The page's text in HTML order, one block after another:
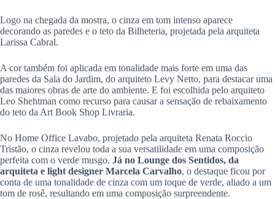
Logo na chegada da mostra, o cinza em tom intenso aparece
decorando as paredes e o teto da Bilheteria, projetada pela arquiteta
Larissa Cabral.
A cor também foi aplicada em tonalidade mais forte em uma das
paredes da Sala do Jardim, do arquiteto Levy Netto, para destacar uma
das maiores obras de arte do ambiente. E foi escolhida pelo arquiteto
Leo Shehtman como recurso para causar a sensação de rebaixamento
do teto da Art Book Shop Livraria.
No Home Office Lavabo, projetado pela arquiteta Renata Roccio
Tristão, o cinza revelou toda a sua versatilidade em uma composição
perfeita com o verde musgo. Já no Lounge dos Sentidos, da
arquiteta e light designer Marcela Carvalho, o destaque ficou por
conta de uma tonalidade de cinza com um toque de verde, aliado a um
tom de rosê, resultando em uma composição surpreendente.